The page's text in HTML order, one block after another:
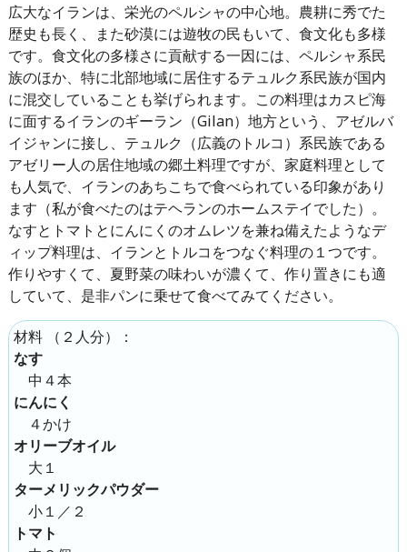
広大なイランは、栄光のペルシャの中心地。農耕に秀でた
歴史も長く、また砂漠には遊牧の民もいて、食文化も多様
です。食文化の多様さに貢献する一因には、ペルシャ系民
族のほか、特に北部地域に居住するテュルク系民族が国内
に混交していることも挙げられます。この料理はカスピ海
に面するイランのギーラン（Gilan）地方という、アゼルバ
イジャンに接し、テュルク（広義のトルコ）系民族である
アゼリー人の居住地域の郷土料理ですが、家庭料理として
も人気で、イランのあちこちで食べられている印象があり
ます（私が食べたのはテヘランのホームステイでした）。
なすとトマトとにんにくのオムレツを兼ね備えたようなデ
ィップ料理は、イランとトルコをつなぐ料理の１つです。
作りやすくて、夏野菜の味わいが濃くて、作り置きにも適
していて、是非パンに乗せて食べてみてください。
材料 （ ２人分）：
なす
中４本
にんにく
４かけ
オリーブオイル
大１
ターメリックパウダー
小１／２
トマト